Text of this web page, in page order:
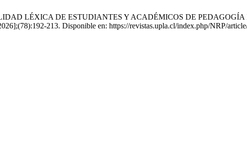
LÉXICA DE ESTUDIANTES Y ACADÉMICOS DE
213. Disponible en: https://revistas.upla.cl/index.php/NRP/